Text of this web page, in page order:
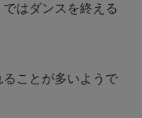
はダンスを終える
ことが多いようで